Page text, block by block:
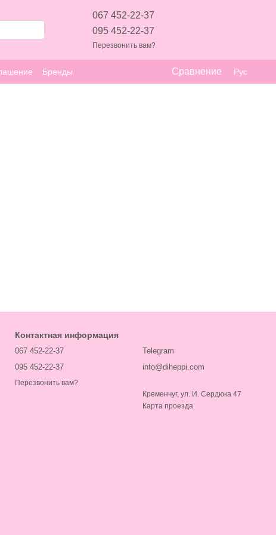
067 452-22-37
095 452-22-37
Перезвонить вам?
Бренды Сравнение Рус
Контактная информация
067 452-22-37
095 452-22-37
Перезвонить вам?
Telegram
info@diheppi.com
Кременчуг, ул. И. Сердюка 47
Карта проезда